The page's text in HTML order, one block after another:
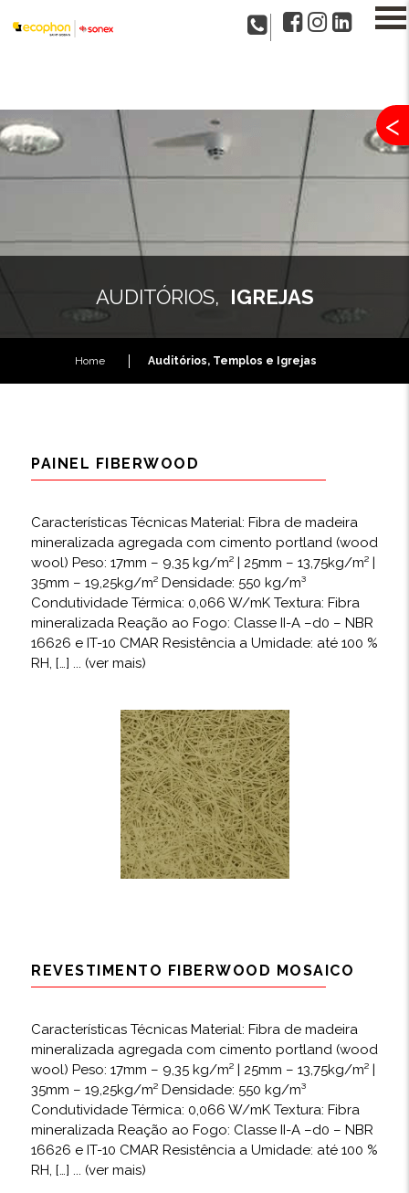
AUDITÓRIOS, IGREJAS
<
Home Auditórios, Templos e Igrejas
PAINEL FIBERWOOD
Características Técnicas Material: Fibra de madeira
mineralizada agregada com cimento portland (wood
wool) Peso: 17mm – 9,35 kg/m² | 25mm – 13,75kg/m² |
35mm – 19,25kg/m² Densidade: 550 kg/m³
Condutividade Térmica: 0,066 W/mK Textura: Fibra
mineralizada Reação ao Fogo: Classe II-A –d0 – NBR
16626 e IT-10 CMAR Resistência a Umidade: até 100 %
RH, […] ... (ver mais)
REVESTIMENTO FIBERWOOD MOSAICO
Características Técnicas Material: Fibra de madeira
mineralizada agregada com cimento portland (wood
wool) Peso: 17mm – 9,35 kg/m² | 25mm – 13,75kg/m² |
35mm – 19,25kg/m² Densidade: 550 kg/m³
Condutividade Térmica: 0,066 W/mK Textura: Fibra
mineralizada Reação ao Fogo: Classe II-A –d0 – NBR
16626 e IT-10 CMAR Resistência a Umidade: até 100 %
RH, […] ... (ver mais)